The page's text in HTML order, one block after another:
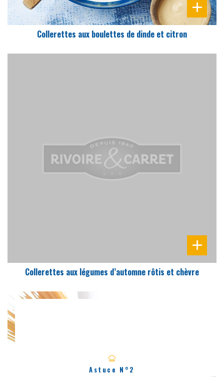
Collerettes aux boulettes de dinde et citron
Collerettes aux légumes d’automne rôtis et chèvre
Astuce N°2